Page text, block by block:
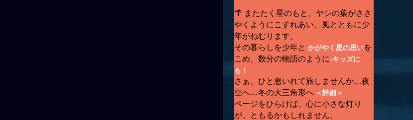
🌴 またたく星のもと、ヤシの葉がささ
やくようにこすれあい、風とともに少
年がねむります。
その暮らしを少年と かがやく星の思いを
こめ、数分の物語のように‐キッズに
も！
さぁ、ひと息いれて旅しませんか…夜
空へ…冬の大三角形へ＜詳細＞
ページをひらけば、心に小さな灯り
が、ともるかもしれません。